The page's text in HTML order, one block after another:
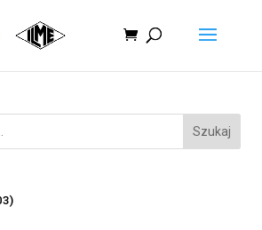
Szukaj
803